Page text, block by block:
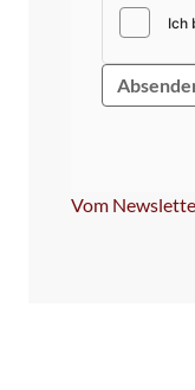
Bitte
dieses
Vom